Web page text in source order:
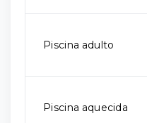
Piscina adulto
Piscina aquecida